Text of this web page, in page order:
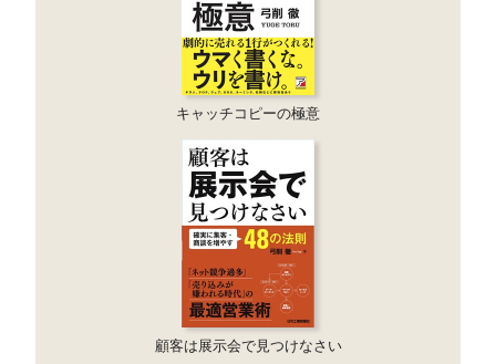
キャッチコピーの極意
顧客は展示会で見つけなさい